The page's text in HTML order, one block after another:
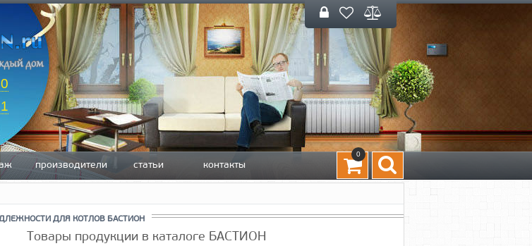
производители статьи контакты
0
ДЛЯ КОТЛОВ БАСТИОН
Товары продукции в каталоге БАСТИОН